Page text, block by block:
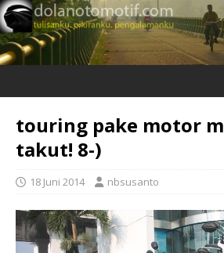
touring pake motor
takut! 8-)
18 Juni 2014 nbsusanto